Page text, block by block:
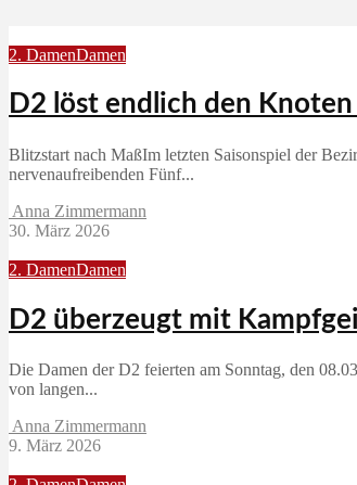
2. DamenDamen
D2 löst endlich den
Blitzstart nach MaßIm letzten Saisonspiel der
nervenaufreibenden Fünf...
Anna Zimmermann
30. März 2026
2. DamenDamen
D2 überzeugt mit
Die Damen der D2 feierten am Sonntag, den
von langen...
Anna Zimmermann
9. März 2026